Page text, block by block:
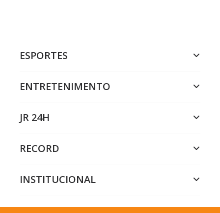
ESPORTES
ENTRETENIMENTO
JR 24H
RECORD
INSTITUCIONAL